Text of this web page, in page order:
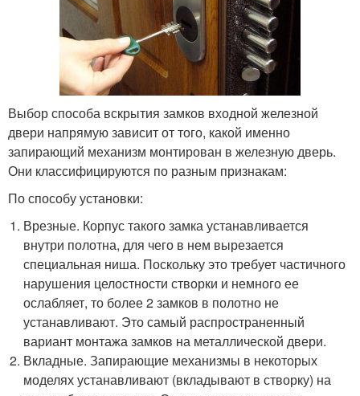
Выбор способа вскрытия замков входной железной
двери напрямую зависит от того, какой именно
запирающий механизм монтирован в железную дверь.
Они классифицируются по разным признакам:
По способу установки:
Врезные. Корпус такого замка устанавливается
внутри полотна, для чего в нем вырезается
специальная ниша. Поскольку это требует частичного
нарушения целостности створки и немного ее
ослабляет, то более 2 замков в полотно не
устанавливают. Это самый распространенный
вариант монтажа замков на металлической двери.
Вкладные. Запирающие механизмы в некоторых
моделях устанавливают (вкладывают в створку) на